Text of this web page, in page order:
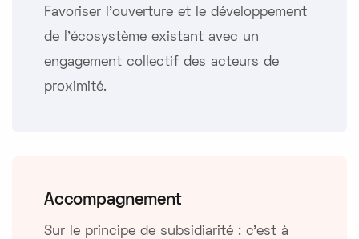
Favoriser l’ouverture et le développement
de l’écosystème existant avec un
engagement collectif des acteurs de
proximité.
Accompagnement
Sur le principe de subsidiarité : c'est à